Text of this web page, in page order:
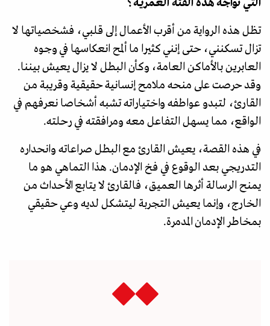
التي تواجه هذه الفئة العمرية؟
تظل هذه الرواية من أقرب الأعمال إلى قلبي، فشخصياتها لا
تزال تسكنني، حتى إنني كثيرا ما ألمح انعكاسها في وجوه
العابرين بالأماكن العامة، وكأن البطل لا يزال يعيش بيننا.
وقد حرصت على منحه ملامح إنسانية حقيقية وقريبة من
القارئ، لتبدو عواطفه واختياراته تشبه أشخاصا نعرفهم في
الواقع، مما يسهل التفاعل معه ومرافقته في رحلته.
في هذه القصة، يعيش القارئ مع البطل صراعاته وانحداره
التدريجي بعد الوقوع في فخ الإدمان. هذا التماهي هو ما
يمنح الرسالة أثرها العميق، فالقارئ لا يتابع الأحداث من
الخارج، وإنما يعيش التجربة ليتشكل لديه وعي حقيقي
بمخاطر الإدمان المدمرة.